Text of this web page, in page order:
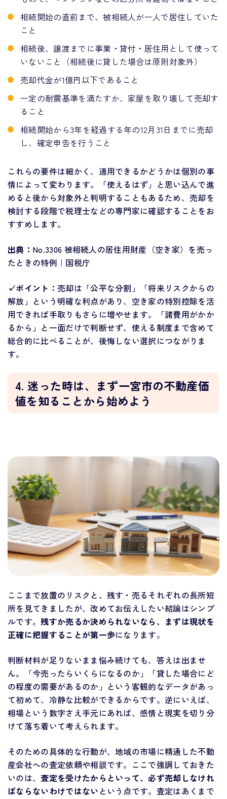
相続開始の直前まで、被相続人が一人で居住していた
こと
相続後、譲渡までに事業・貸付・居住用として使って
いないこと（相続後に貸した場合は原則対象外）
売却代金が1億円以下であること
一定の耐震基準を満たすか、家屋を取り壊して売却す
ること
相続開始から3年を経過する年の12月31日までに売却
し、確定申告を行うこと
これらの要件は細かく、適用できるかどうかは個別の事
情によって変わります。「使えるはず」と思い込んで進
めると後から対象外と判明することもあるため、売却を
検討する段階で税理士などの専門家に確認することをお
すすめします。
出典： No.3306 被相続人の居住用財産（空き家）を売っ
たときの特例｜国税庁
✓ポイント： 売却は「公平な分割」「将来リスクからの
解放」という明確な利点があり、空き家の特別控除を活
用できれば手取りもさらに増やせます。「諸費用がかか
るから」と一面だけで判断せず、使える制度まで含めて
総合的に比べることが、後悔しない選択につながりま
す。
4. 迷った時は、まず一宮市の不動産価
値を知ることから始めよう
ここまで放置のリスクと、残す・売るそれぞれの長所短
所を見てきましたが、改めてお伝えしたい結論はシンプ
ルです。残すか売るか決められないなら、まずは現状を
正確に把握することが第一歩になります。
判断材料が足りないまま悩み続けても、答えは出ませ
ん。「今売ったらいくらになるのか」「貸した場合にど
の程度の需要があるのか」という客観的なデータがあっ
て初めて、冷静な比較ができるからです。逆にいえば、
相場という数字さえ手元にあれば、感情と現実を切り分
けて落ち着いて考えられます。
そのための具体的な行動が、地域の市場に精通した不動
産会社への査定依頼や相談です。ここで強調しておきた
いのは、査定を受けたからといって、必ず売却しなけれ
ばならないわけではない という点です。査定はあくまで